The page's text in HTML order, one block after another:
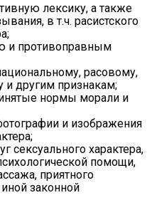
лексику, а также
в т.ч. расистского
и противоправным
расовому,
и другим признакам;
нормы морали и
и изображения
сексуального характера,
помощи,
приятного
законной